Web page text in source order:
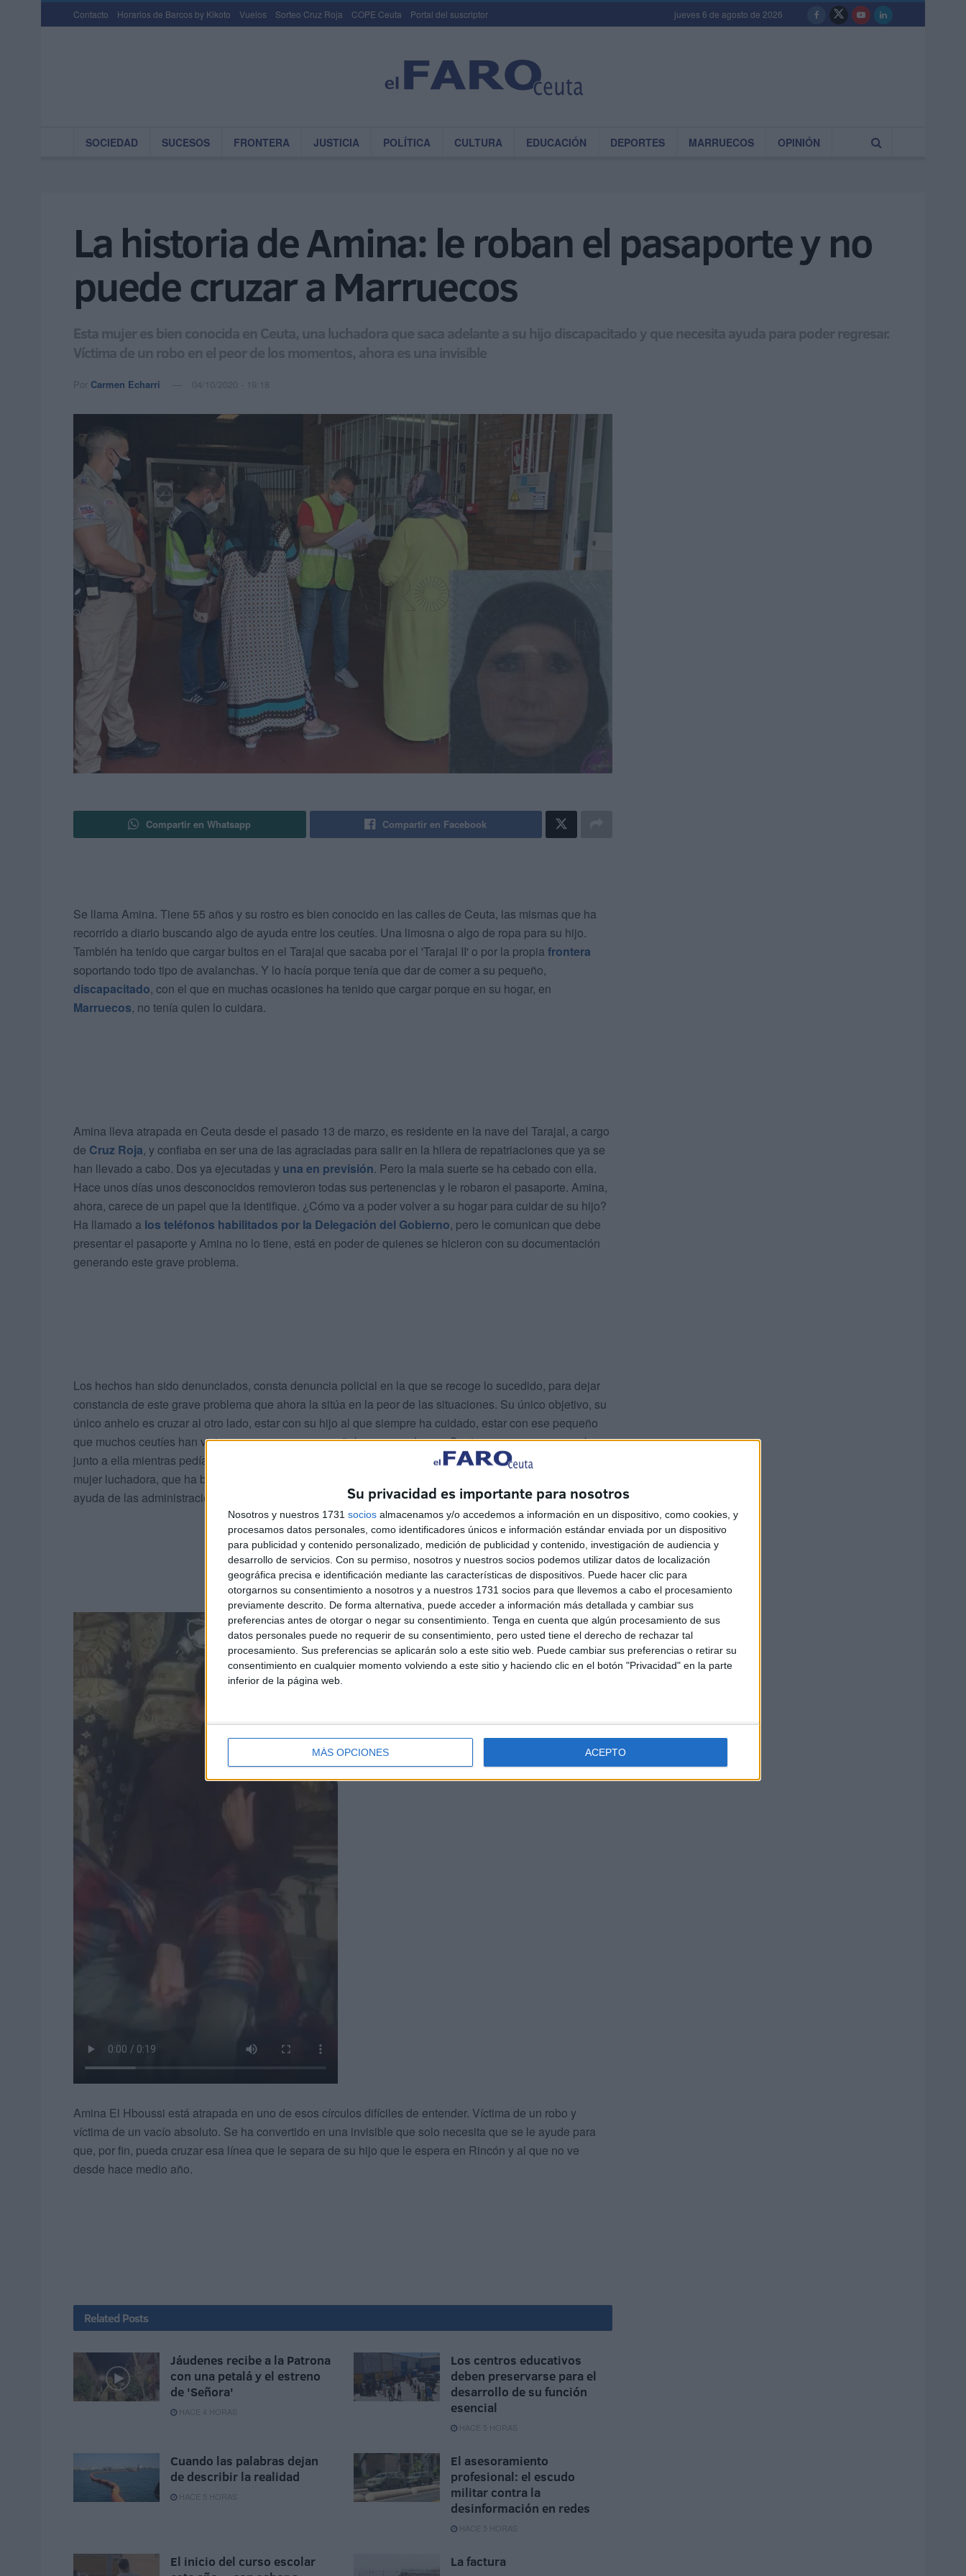
Su privacidad es importante para nosotros
Nosotros y nuestros 1731 socios almacenamos y/o accedemos a información en un dispositivo, como cookies, y
procesamos datos personales, como identificadores únicos e información estándar enviada por un dispositivo
para publicidad y contenido personalizado, medición de publicidad y contenido, investigación de audiencia y
desarrollo de servicios. Con su permiso, nosotros y nuestros socios podemos utilizar datos de localización
geográfica precisa e identificación mediante las características de dispositivos. Puede hacer clic para
otorgarnos su consentimiento a nosotros y a nuestros 1731 socios para que llevemos a cabo el procesamiento
previamente descrito. De forma alternativa, puede acceder a información más detallada y cambiar sus
preferencias antes de otorgar o negar su consentimiento. Tenga en cuenta que algún procesamiento de sus
datos personales puede no requerir de su consentimiento, pero usted tiene el derecho de rechazar tal
procesamiento. Sus preferencias se aplicarán solo a este sitio web. Puede cambiar sus preferencias o retirar su
consentimiento en cualquier momento volviendo a este sitio y haciendo clic en el botón "Privacidad" en la parte
inferior de la página web.
MÁS OPCIONES ACEPTO
Contacto Horarios de Barcos by Kikoto Vuelos Sorteo Cruz Roja COPE Ceuta Portal del suscriptor jueves 6 de agosto de 2026
SOCIEDAD SUCESOS FRONTERA JUSTICIA POLÍTICA CULTURA EDUCACIÓN DEPORTES MARRUECOS OPINIÓN
La historia de Amina: le roban el pasaporte y no
puede cruzar a Marruecos
Esta mujer es bien conocida en Ceuta, una luchadora que saca adelante a su hijo discapacitado y que necesita ayuda para poder regresar.
Víctima de un robo en el peor de los momentos, ahora es una invisible
Por Carmen Echarri 04/10/2020 - 19:18
Compartir en Whatsapp Compartir en Facebook
Se llama Amina. Tiene 55 años y su rostro es bien conocido en las calles de Ceuta, las mismas que ha
recorrido a diario buscando algo de ayuda entre los ceutíes. Una limosna o algo de ropa para su hijo.
También ha tenido que cargar bultos en el Tarajal que sacaba por el 'Tarajal II' o por la propia frontera
soportando todo tipo de avalanchas. Y lo hacía porque tenía que dar de comer a su pequeño,
discapacitado, con el que en muchas ocasiones ha tenido que cargar porque en su hogar, en
Marruecos, no tenía quien lo cuidara.
Amina lleva atrapada en Ceuta desde el pasado 13 de marzo, es residente en la nave del Tarajal, a cargo
de Cruz Roja, y confiaba en ser una de las agraciadas para salir en la hilera de repatriaciones que ya se
han llevado a cabo. Dos ya ejecutadas y una en previsión. Pero la mala suerte se ha cebado con ella.
Hace unos días unos desconocidos removieron todas sus pertenencias y le robaron el pasaporte. Amina,
ahora, carece de un papel que la identifique. ¿Cómo va a poder volver a su hogar para cuidar de su hijo?
Ha llamado a los teléfonos habilitados por la Delegación del Gobierno, pero le comunican que debe
presentar el pasaporte y Amina no lo tiene, está en poder de quienes se hicieron con su documentación
generando este grave problema.
Los hechos han sido denunciados, consta denuncia policial en la que se recoge lo sucedido, para dejar
constancia de este grave problema que ahora la sitúa en la peor de las situaciones. Su único objetivo, su
único anhelo es cruzar al otro lado, estar con su hijo al que siempre ha cuidado, estar con ese pequeño
que muchos ceutíes han visto crecer porque acompañaba a su madre por Ceuta, porque se acurrucaba
junto a ella mientras pedía una limosna o le daba la mano mientras pasaba algún bulto. Amina es una
mujer luchadora, que ha buscado de todo para alimentar a su familia. Es ahora una mujer que necesita la
ayuda de las administraciones para que entiendan su caso y puedan ayudarla.
Amina El Hboussi está atrapada en uno de esos círculos difíciles de entender. Víctima de un robo y
víctima de un vacío absoluto. Se ha convertido en una invisible que solo necesita que se le ayude para
que, por fin, pueda cruzar esa línea que le separa de su hijo que le espera en Rincón y al que no ve
desde hace medio año.
Related Posts
Jáudenes recibe a la Patrona
con una petalá y el estreno
de 'Señora'
HACE 4 HORAS
Los centros educativos
deben preservarse para el
desarrollo de su función
esencial
HACE 5 HORAS
Cuando las palabras dejan
de describir la realidad
HACE 5 HORAS
El asesoramiento
profesional: el escudo
militar contra la
desinformación en redes
HACE 5 HORAS
El inicio del curso escolar
La factura